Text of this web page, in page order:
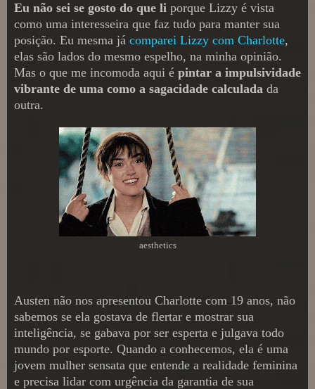
Eu não sei se gosto do que li porque Lizzy é vista
como uma interesseira que faz tudo para manter sua
posição. Eu mesma já comparei Lizzy com Charlotte,
elas são lados do mesmo espelho, na minha opinião.
Mas o que me incomoda aqui é pintar a impulsividade
vibrante de uma como a sagacidade calculada da
outra.
aesthetics
Austen não nos apresentou Charlotte com 19 anos, não
sabemos se ela gostava de flertar e mostrar sua
inteligência, se gabava por ser esperta e julgava todo
mundo por esporte. Quando a conhecemos, ela é uma
jovem mulher sensata que entende a realidade feminina
e precisa lidar com urgência da garantia de sua